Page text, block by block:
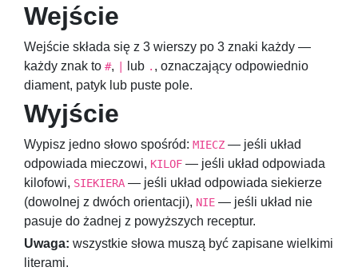
Wejście
Wejście składa się z 3 wierszy po 3 znaki każdy —
każdy znak to #, | lub . , oznaczający odpowiednio
diament, patyk lub puste pole.
Wyjście
Wypisz jedno słowo spośród: MIECZ — jeśli układ
odpowiada mieczowi, KILOF — jeśli układ odpowiada
kilofowi, SIEKIERA — jeśli układ odpowiada siekierze
(dowolnej z dwóch orientacji), NIE — jeśli układ nie
pasuje do żadnej z powyższych receptur.
Uwaga: wszystkie słowa muszą być zapisane wielkimi
literami.